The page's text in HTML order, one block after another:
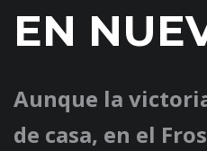
EN
Aunque la
de casa, en el